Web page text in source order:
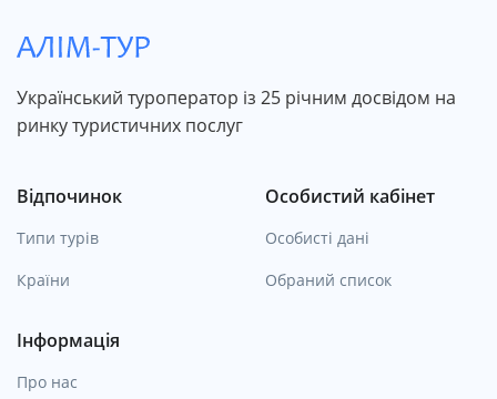
Український туроператор із 25 річним досвідом на
ринку туристичних послуг
Відпочинок
Типи турів
Країни
Особистий кабінет
Особисті дані
Обраний список
Інформація
Про нас